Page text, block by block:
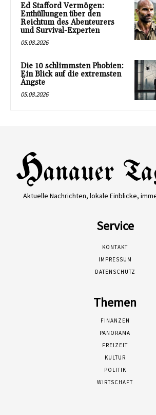
Ed Stafford Vermögen:
Enthüllungen über den
Reichtum des Abenteurers
und Survival-Experten
05.08.2026
Die 10 schlimmsten Phobien:
Ein Blick auf die extremsten
Ängste
05.08.2026
Aktuelle Nachrichten, lokale Einblicke,
Service
KONTAKT
IMPRESSUM
DATENSCHUTZ
Themen
FINANZEN
PANORAMA
FREIZEIT
KULTUR
POLITIK
WIRTSCHAFT